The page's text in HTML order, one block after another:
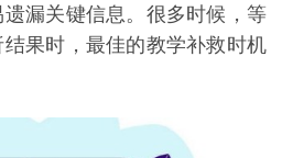
漏关键信息。很多时候，等
果时，最佳的教学补救时机